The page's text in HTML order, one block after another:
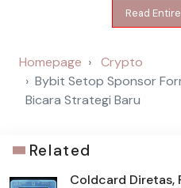
Read
Homepage
Crypto
Bybit Setop Sponsor
Bicara Strategi Baru
Related
Coldcard Diretas,